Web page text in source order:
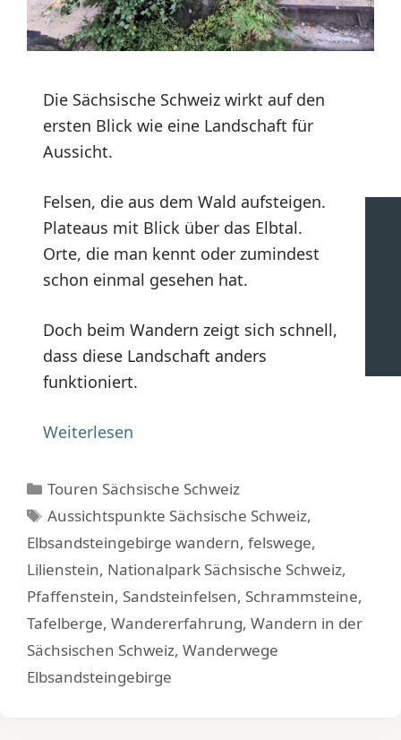
Die Sächsische Schweiz wirkt auf den
ersten Blick wie eine Landschaft für
Aussicht.
Felsen, die aus dem Wald aufsteigen.
Plateaus mit Blick über das Elbtal.
Orte, die man kennt oder zumindest
schon einmal gesehen hat.
Doch beim Wandern zeigt sich schnell,
dass diese Landschaft anders
funktioniert.
Weiterlesen
Kategorien
Touren Sächsische Schweiz
Schlagwörter
Aussichtspunkte Sächsische Schweiz,
Elbsandsteingebirge wandern, felswege,
Lilienstein, Nationalpark Sächsische Schweiz,
Pfaffenstein, Sandsteinfelsen, Schrammsteine,
Tafelberge, Wandererfahrung, Wandern in der
Sächsischen Schweiz, Wanderwege
Elbsandsteingebirge